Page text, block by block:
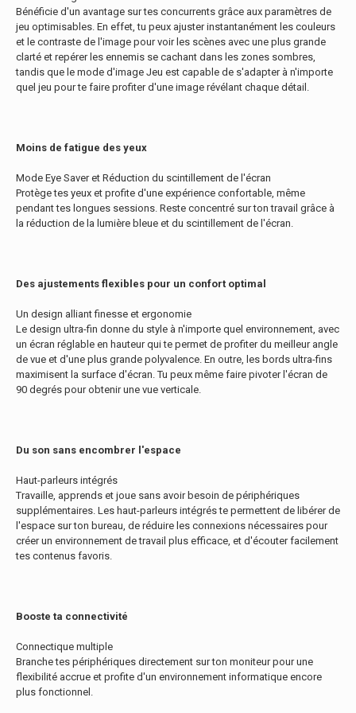
Bénéficie d'un avantage sur tes concurrents grâce aux paramètres de
jeu optimisables. En effet, tu peux ajuster instantanément les couleurs
et le contraste de l'image pour voir les scènes avec une plus grande
clarté et repérer les ennemis se cachant dans les zones sombres,
tandis que le mode d'image Jeu est capable de s'adapter à n'importe
quel jeu pour te faire profiter d'une image révélant chaque détail.
Moins de fatigue des yeux
Mode Eye Saver et Réduction du scintillement de l'écran
Protège tes yeux et profite d'une expérience confortable, même
pendant tes longues sessions. Reste concentré sur ton travail grâce à
la réduction de la lumière bleue et du scintillement de l'écran.
Des ajustements flexibles pour un confort optimal
Un design alliant finesse et ergonomie
Le design ultra-fin donne du style à n'importe quel environnement, avec
un écran réglable en hauteur qui te permet de profiter du meilleur angle
de vue et d'une plus grande polyvalence. En outre, les bords ultra-fins
maximisent la surface d'écran. Tu peux même faire pivoter l'écran de
90 degrés pour obtenir une vue verticale.
Du son sans encombrer l'espace
Haut-parleurs intégrés
Travaille, apprends et joue sans avoir besoin de périphériques
supplémentaires. Les haut-parleurs intégrés te permettent de libérer de
l'espace sur ton bureau, de réduire les connexions nécessaires pour
créer un environnement de travail plus efficace, et d'écouter facilement
tes contenus favoris.
Booste ta connectivité
Connectique multiple
Branche tes périphériques directement sur ton moniteur pour une
flexibilité accrue et profite d'un environnement informatique encore
plus fonctionnel.